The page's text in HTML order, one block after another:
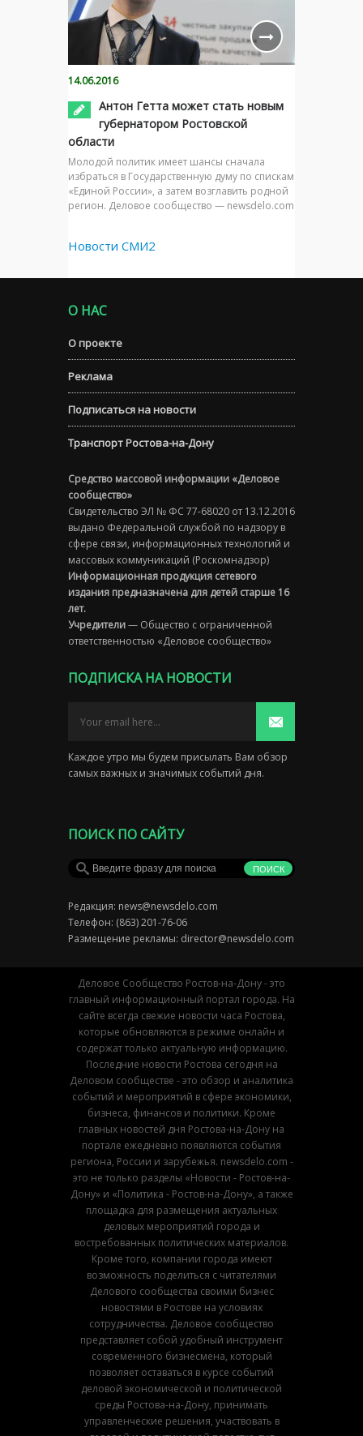
14.06.2016
Антон Гетта может стать новым
губернатором Ростовской
области
Молодой политик имеет шансы сначала
избраться в Государственную думу по спискам
«Единой России», а затем возглавить родной
регион. Деловое сообщество — newsdelo.com
Новости СМИ2
О НАС
О проекте
Реклама
Подписаться на новости
Транспорт Ростова-на-Дону
Средство массовой информации «Деловое
сообщество»
Свидетельство ЭЛ № ФС 77-68020 от 13.12.2016
выдано Федеральной службой по надзору в
сфере связи, информационных технологий и
массовых коммуникаций (Роскомнадзор)
Информационная продукция сетевого
издания предназначена для детей старше 16
лет.
Учредители— Общество с ограниченной
ответственностью «Деловое сообщество»
ПОДПИСКА НА НОВОСТИ
Каждое утро мы будем присылать Вам обзор
самых важных и значимых событий дня.
ПОИСК ПО САЙТУ
Редакция: news@newsdelo.com
Телефон: (863) 201-76-06
Размещение рекламы: director@newsdelo.com
Деловое Сообщество Ростов-на-Дону - это
главный информационный портал города. На
сайте всегда свежие новости часа Ростова,
которые обновляются в режиме онлайн и
содержат только актуальную информацию.
Последние новости Ростова сегодня на
Деловом сообществе - это обзор и аналитика
событий и мероприятий в сфере экономики,
бизнеса, финансов и политики. Кроме
главных новостей дня Ростова-на-Дону на
портале ежедневно появляются события
региона, России и зарубежья. newsdelo.com -
это не только разделы «Новости - Ростов-на-
Дону» и «Политика - Ростов-на-Дону», а также
площадка для размещения актуальных
деловых мероприятий города и
востребованных политических материалов.
Кроме того, компании города имеют
возможность поделиться с читателями
Делового сообщества своими бизнес
новостями в Ростове на условиях
сотрудничества. Деловое сообщество
представляет собой удобный инструмент
современного бизнесмена, который
позволяет оставаться в курсе событий
деловой экономической и политической
среды Ростова-на-Дону, принимать
управленческие решения, участвовать в